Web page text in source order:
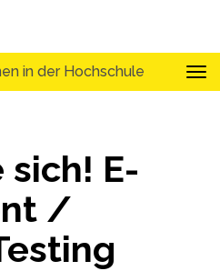
in der Hochschule
sich! E-
/